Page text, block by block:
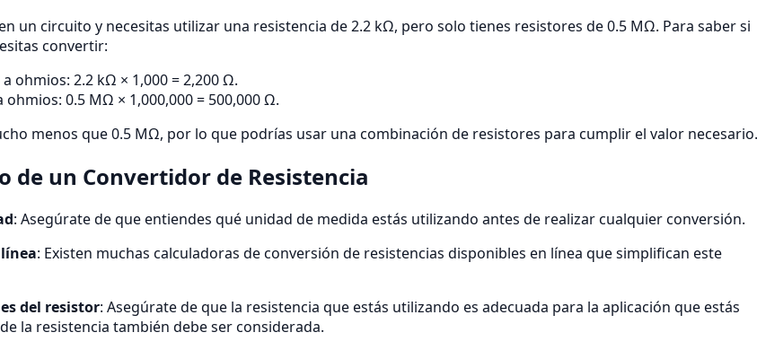
un circuito y necesitas utilizar una resistencia de 2.2 kΩ, pero solo tienes resistores de 0.5 MΩ. Para saber si
convertir:
ohmios: 2.2 kΩ × 1,000 = 2,200 Ω.
0.5 MΩ × 1,000,000 = 500,000 Ω.
menos que 0.5 MΩ, por lo que podrías usar una combinación de resistores para cumplir el valor necesario.
de un Convertidor de Resistencia
: Asegúrate de que entiendes qué unidad de medida estás utilizando antes de realizar cualquier conversión.
: Existen muchas calculadoras de conversión de resistencias disponibles en línea que simplifican este
del resistor: Asegúrate de que la resistencia que estás utilizando es adecuada para la aplicación que estás
la resistencia también debe ser considerada.